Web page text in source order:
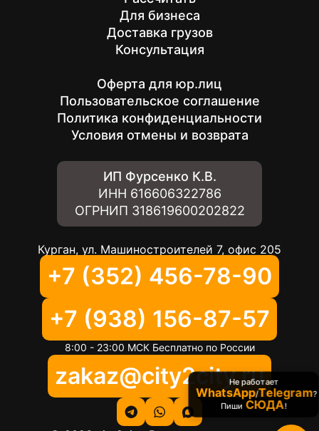
Для бизнеса
Доставка грузов
Консультация
Оферта для юр.лиц
Пользовательское соглашение
Политика конфиденциальности
Условия отмены и возврата
ИП Фурсенко К.В.
ИНН 616606322786
ОГРНИП 318619600202822
Курган, ул. Машиностроителей 7, офис 205
+7 (352) 456-78-90
+7 (938) 156-87-57
8:00 - 23:00 МСК Бесплатно по России
zakaz@city2city.ru
Не работает
WhatsApp/Telegram?
Пиши СЮДА!